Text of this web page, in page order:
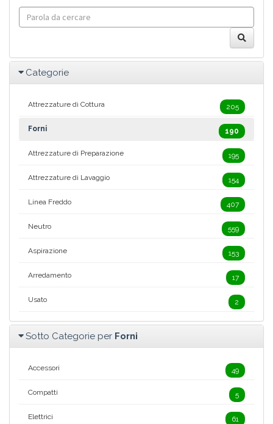
Categorie
Attrezzature di Cottura 205
Forni 190
Attrezzature di Preparazione 195
Attrezzature di Lavaggio 154
Linea Freddo 407
Neutro 559
Aspirazione 153
Arredamento 17
Usato 2
Sotto Categorie per Forni
Accessori 49
Compatti 5
Elettrici 61